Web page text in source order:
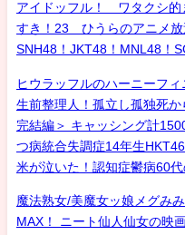
アイドッフル！ ワタクシ
すき！23 ひうらのアニメ
SNH48！JKT48！MNL48！
ヒウラッフルのハーニーフ
生前整理人！孤立し孤独死
完結編＞ キャッシング計
つ病統合失調症14年生
米が泣いた！認知症鬱病60
魔法熟女/美魔女ッ娘メグみ
MAX！ ニート仙人仙女の映